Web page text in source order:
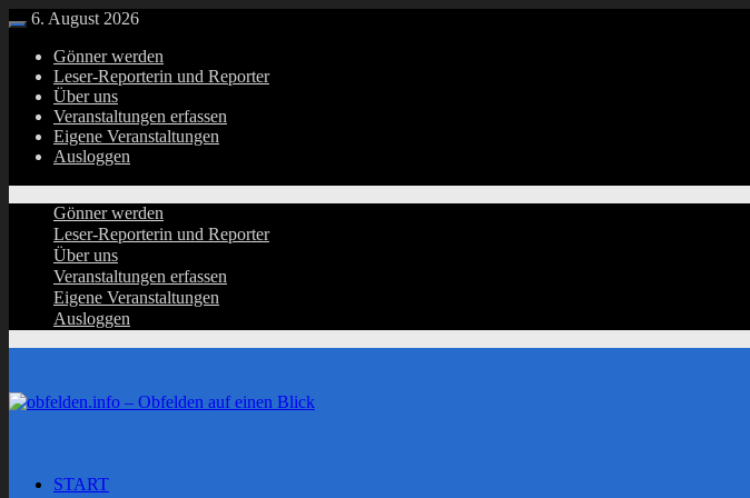
Zurück
Inhalt
Menü
6. August 2026
Gönner werden
Leser-Reporterin und Reporter
Über uns
Veranstaltungen erfassen
Eigene Veranstaltungen
Ausloggen
Gönner werden
Leser-Reporterin und Reporter
Über uns
Veranstaltungen erfassen
Eigene Veranstaltungen
Ausloggen
START